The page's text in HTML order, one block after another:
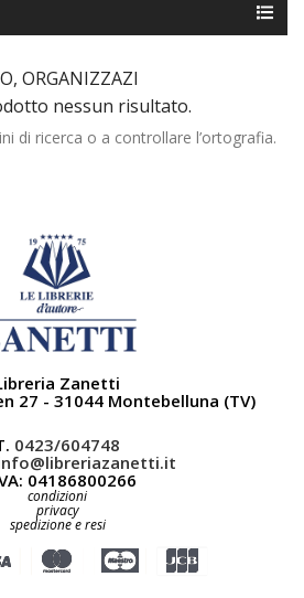
ORGANIZZAZI
nessun risultato.
di ricerca o a controllare l’ortografia.
Zanetti
27 - 31044 Montebelluna (TV)
0423/604748
04186800266
condizioni
privacy
spedizione e resi